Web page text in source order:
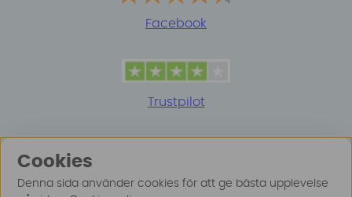
Facebook
Trustpilot
Cookies
Denna sida använder cookies för att ge bästa upplevelse